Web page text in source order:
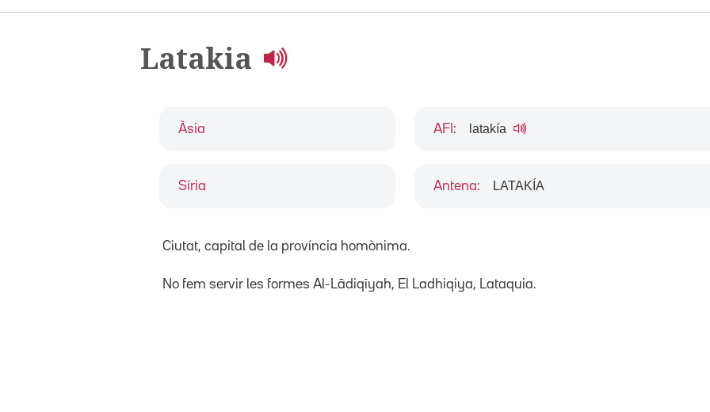
Latakia
Àsia
Síria
AFI : latakía
Antena: LATAKÍA
Ciutat, capital de la província homònima.
No fem servir les formes Al-Lādiqīyah, El Ladhiqiya, Lataquia.